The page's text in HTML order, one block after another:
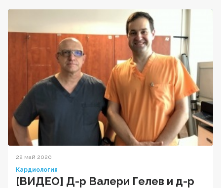
22 май 2020
Кардиология
[ВИДЕО] Д-р Валери Гелев и д-р